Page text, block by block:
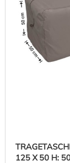
125 X 50 H: